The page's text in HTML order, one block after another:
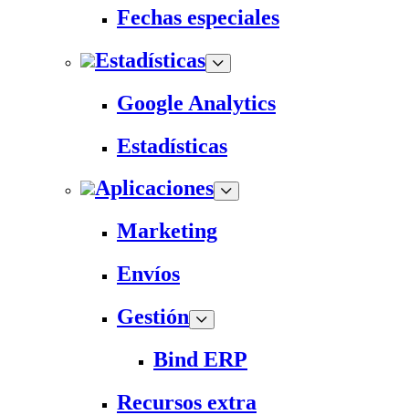
Fechas especiales
Estadísticas
Google Analytics
Estadísticas
Aplicaciones
Marketing
Envíos
Gestión
Bind ERP
Recursos extra